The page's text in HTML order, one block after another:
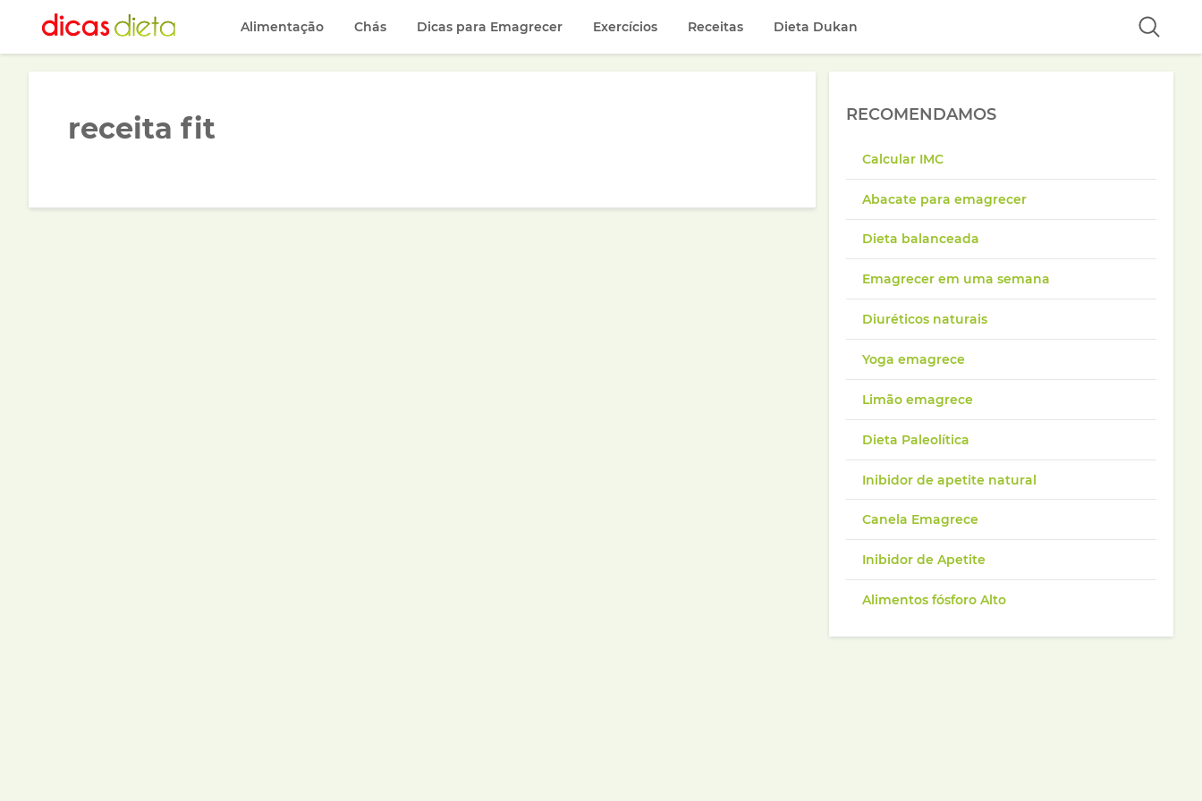
Alimentação Chás Dicas para Emagrecer Exercícios Receitas Dieta Dukan
receita fit RECOMENDAMOS
Calcular IMC
Abacate para emagrecer
Dieta balanceada
Emagrecer em uma semana
Diuréticos naturais
Yoga emagrece
Limão emagrece
Dieta Paleolítica
Inibidor de apetite natural
Canela Emagrece
Inibidor de Apetite
Alimentos fósforo Alto